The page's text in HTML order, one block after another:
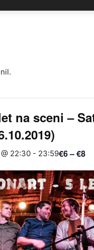
na sceni –
22:30 - 23:59€6 – €8